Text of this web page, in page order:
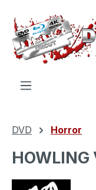
Zum Hauptinhalt
DVD Horror